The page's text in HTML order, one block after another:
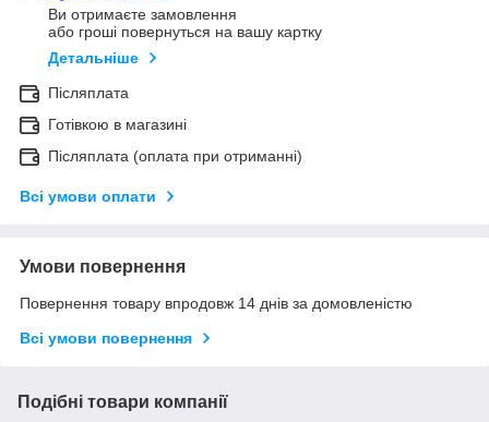
Ви отримаєте замовлення
або гроші повернуться на вашу картку
Детальніше
Післяплата
Готівкою в магазині
Післяплата (оплата при отриманні)
Всі умови оплати
Умови повернення
Повернення товару впродовж 14 днів за домовленістю
Всі умови повернення
Подібні товари компанії